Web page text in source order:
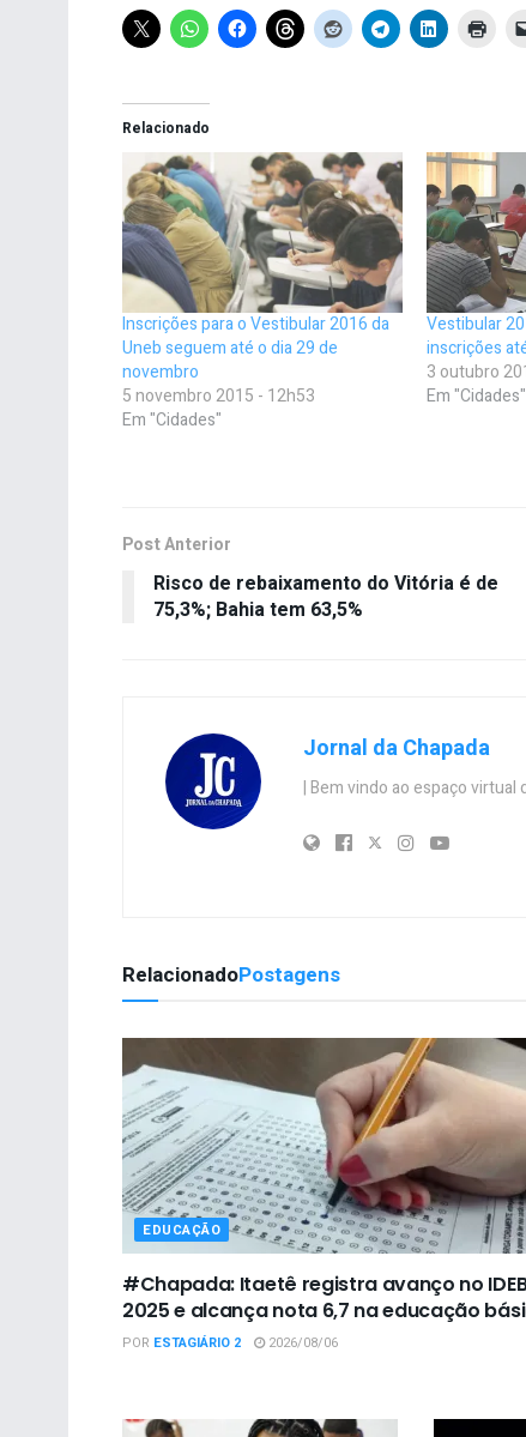
Relacionado
Inscrições para o Vestibular 2016 da
Uneb seguem até o dia 29 de
novembro
5 novembro 2015 - 12h53
Em "Cidades"
Vestibular
inscrições
3 outubro
Em "Cidades"
Post Anterior
Risco de rebaixamento do Vitória é de
75,3%; Bahia tem 63,5%
Jornal da Chapada
| Bem vindo ao espaço virtual
RelacionadoPostagens
EDUCAÇÃO
#Chapada: Itaetê registra avanço no
2025 e alcança nota 6,7 na educação
POR ESTAGIÁRIO 2 2026/08/06